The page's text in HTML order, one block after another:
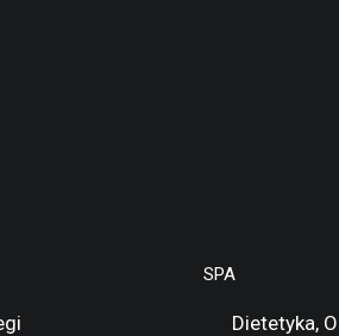
SPA
Dietetyka,